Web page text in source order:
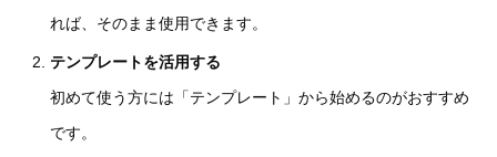
れば、そのまま使用できます。
テンプレートを活用する
初めて使う方には「テンプレート」から始めるのがおすすめ
です。